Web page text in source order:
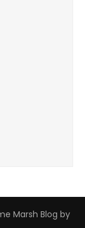
Marsh Blog by